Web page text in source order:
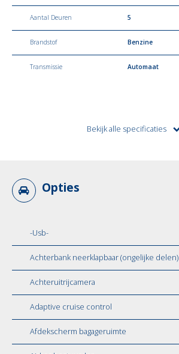
Aantal Deuren 5
Brandstof Benzine
Transmissie Automaat
Opties
-Usb-
Achterbank neerklapbaar (ongelijke delen)
Achteruitrijcamera
Adaptive cruise control
Afdekscherm bagageruimte